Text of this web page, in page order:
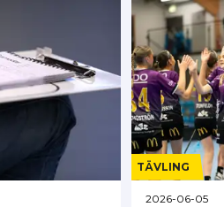
TÄVLING
2026-06-05